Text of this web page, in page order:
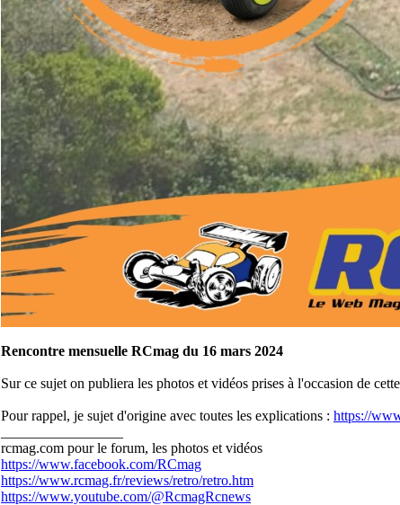
Rencontre mensuelle RCmag du 16 mars 2024
Sur ce sujet on publiera les photos et vidéos prises à l'occasion de
Pour rappel, je sujet d'origine avec toutes les explications : https://
rcmag.com pour le forum, les photos et vidéos
https://www.facebook.com/RCmag
https://www.rcmag.fr/reviews/retro/retro.htm
https://www.youtube.com/@RcmagRcnews